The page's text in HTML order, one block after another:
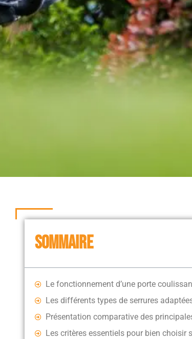
SOMMAIRE
Le fonctionnement d’une porte
Les différents types de serrures
Présentation comparative des
Les critères essentiels pour bien choisir